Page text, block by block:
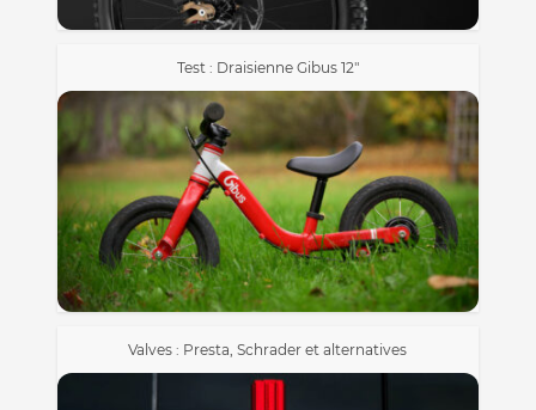
Test : Draisienne Gibus 12″
Valves : Presta, Schrader et alternatives